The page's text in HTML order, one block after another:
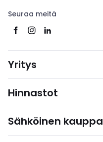
Seuraa meitä
Yritys
Hinnastot
Sähköinen kauppa